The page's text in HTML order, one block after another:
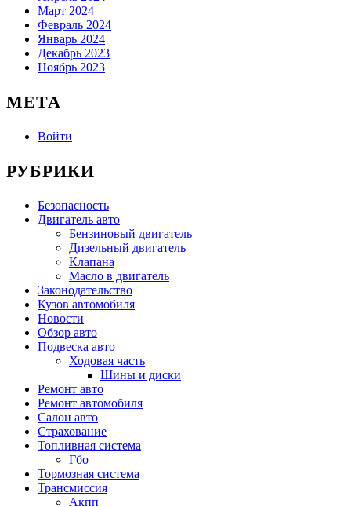
Март 2024
Февраль 2024
Январь 2024
Декабрь 2023
Ноябрь 2023
МЕТА
Войти
РУБРИКИ
Безопасность
Двигатель авто
Бензиновый двигатель
Дизельный двигатель
Клапана
Масло в двигатель
Законодательство
Кузов автомобиля
Новости
Обзор авто
Подвеска авто
Ходовая часть
Шины и диски
Ремонт авто
Ремонт автомобиля
Салон авто
Страхование
Топливная система
Гбо
Тормозная система
Трансмиссия
Акпп